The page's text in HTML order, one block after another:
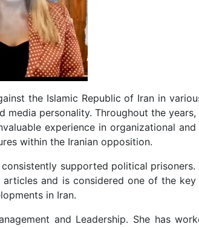
the Islamic Republic of Iran in
personality. Throughout the
experience in organizational
within the Iranian opposition.
supported political
and is considered one of the
in Iran.
and Leadership. She has